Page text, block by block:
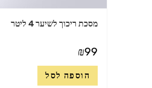
מסכת ריכוך לשיער 4 ליטר
₪99
הוספה לסל